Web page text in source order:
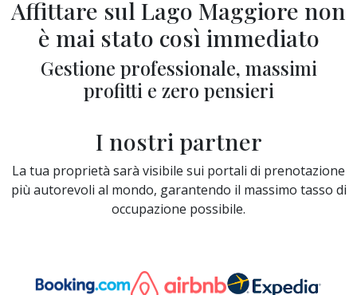
Affittare sul Lago Maggiore non
è mai stato così immediato
Gestione professionale, massimi
profitti e zero pensieri
I nostri partner
La tua proprietà sarà visibile sui portali di prenotazione
più autorevoli al mondo, garantendo il massimo tasso di
occupazione possibile.